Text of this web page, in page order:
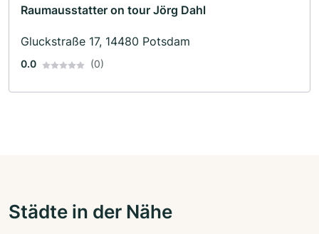
Raumausstatter on tour Jörg Dahl
Gluckstraße 17, 14480 Potsdam
0.0 (0)
Städte in der Nähe